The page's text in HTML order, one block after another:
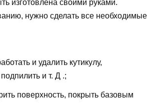
изготовлена ​​своими руками.
нужно сделать все необходимые
и удалить кутикулу,
и т. Д .;
поверхность, покрыть базовым